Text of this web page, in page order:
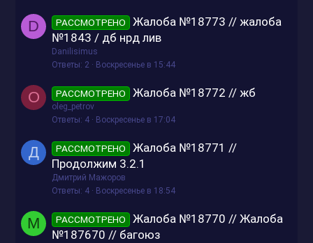
D РАССМОТРЕНО
Жалоба №18773 // жалоба
№1843 / дб нрд лив
Danilisimus
Ответы 2 Воскресенье в 15:44
O РАССМОТРЕНО Жалоба №18772 // жб
oleg_petrov
Ответы 4 Воскресенье в 17:04
Д РАССМОТРЕНО
Жалоба №18771 //
Продолжим 3.2.1
Дмитрий Мажоров
Ответы 4 Воскресенье в 18:54
М РАССМОТРЕНО
Жалоба №18770 // Жалоба
№187670 // багоюз